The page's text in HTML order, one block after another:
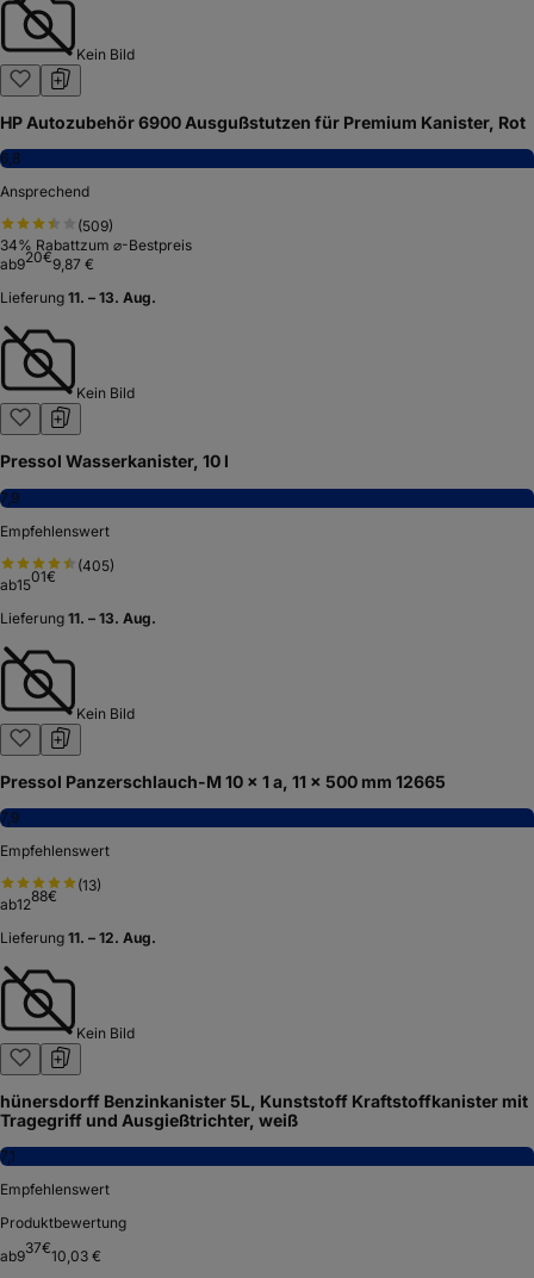
Kein Bild
HP Autozubehör 6900 Ausgußstutzen für Premium Kanister, Rot
6,8
Ansprechend
(509)
34% Rabattzum ⌀-Bestpreis
ab920€9,87 €
Lieferung 11. – 13. Aug.
Kein Bild
Pressol Wasserkanister, 10 l
7,9
Empfehlenswert
(405)
ab1501€
Lieferung 11. – 13. Aug.
Kein Bild
Pressol Panzerschlauch-M 10 x 1 a, 11 x 500 mm 12665
7,9
Empfehlenswert
(13)
ab1288€
Lieferung 11. – 12. Aug.
Kein Bild
hünersdorff Benzinkanister 5L, Kunststoff Kraftstoffkanister mit
Tragegriff und Ausgießtrichter, weiß
7,1
Empfehlenswert
Produktbewertung
ab937€10,03 €